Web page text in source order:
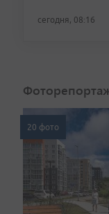
сегодня, 08:16
20 фото